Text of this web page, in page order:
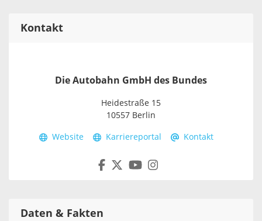
Kontakt
Die Autobahn GmbH des Bundes
Heidestraße 15
10557 Berlin
Website Karriereportal Kontakt
Daten & Fakten